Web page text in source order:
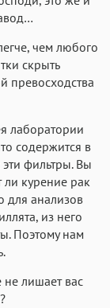
чем любого
скрыть
превосходства
лаборатории
содержится в
фильтры. Вы
курение рак
для анализов
из него
Поэтому нам
не лишает вас